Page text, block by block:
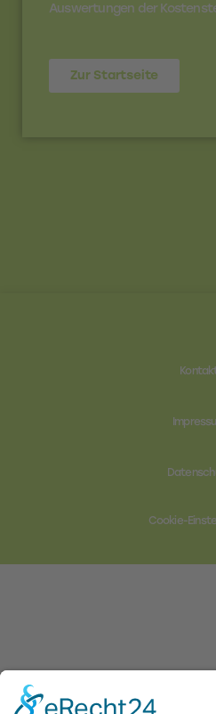
Auswertungen der
Zur Startseite
Cookie-